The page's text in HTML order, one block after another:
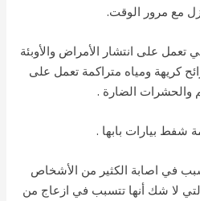
مرور الوقت.
انتشار الأمراض والأوبئة
ومياه متراكمة تعمل على
الضارة .
بيارات بابها .
اصابة الكثير من الأشخاص
شك أنها تتسبب في ازعاج من